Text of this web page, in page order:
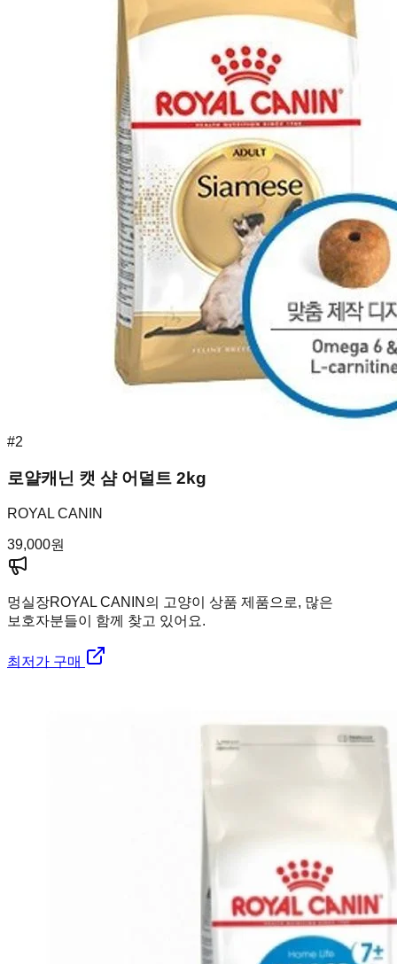
#2
로얄캐닌 캣 샴 어덜트 2kg
ROYAL CANIN
39,000원
멍실장ROYAL CANIN의 고양이 상품 제품으로, 많은
보호자분들이 함께 찾고 있어요.
최저가 구매